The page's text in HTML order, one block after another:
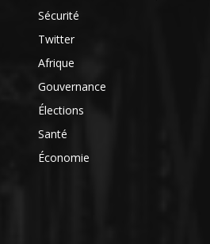
Sécurité
Twitter
Afrique
Gouvernance
Élections
Santé
Économie